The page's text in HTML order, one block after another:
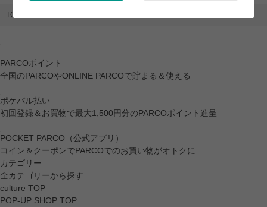
TOP
PARCOポイント
全国のPARCOやONLINE PARCOで貯まる＆使える
ポケパル払い
初回登録＆お買物で最大1,500円分のPARCOポイント進呈
POCKET PARCO（公式アプリ）
コイン＆クーポンでPARCOでのお買い物がオトクに
カテゴリー
全カテゴリーから探す
culture TOP
POP-UP SHOP TOP